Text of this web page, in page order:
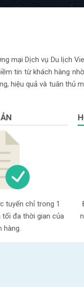
mại Dịch vụ Du lịch
tin từ khách hàng
hiệu quả và tuân thủ
tuyến chỉ trong 1
tối đa thời gian của
hàng.